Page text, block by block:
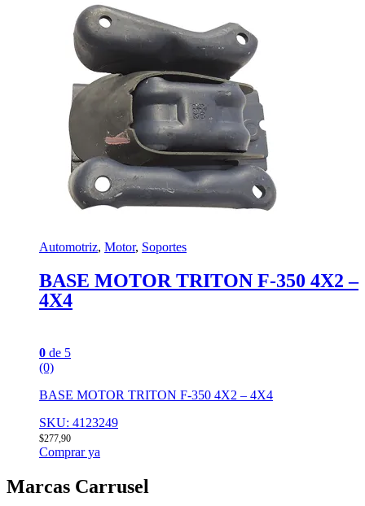
Automotriz, Motor, Soportes
BASE MOTOR TRITON F-350 4X2 –
4X4
0 de 5
(0)
BASE MOTOR TRITON F-350 4X2 – 4X4
SKU: 4123249
$277,90
Comprar ya
Marcas Carrusel